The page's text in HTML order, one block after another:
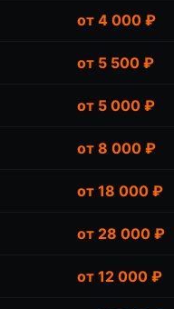
от 4 000 ₽
от 5 500 ₽
от 5 000 ₽
от 8 000 ₽
от 18 000 ₽
от 28 000 ₽
от 12 000 ₽